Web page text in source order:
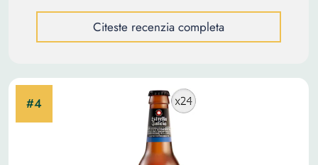
Citeste recenzia completa